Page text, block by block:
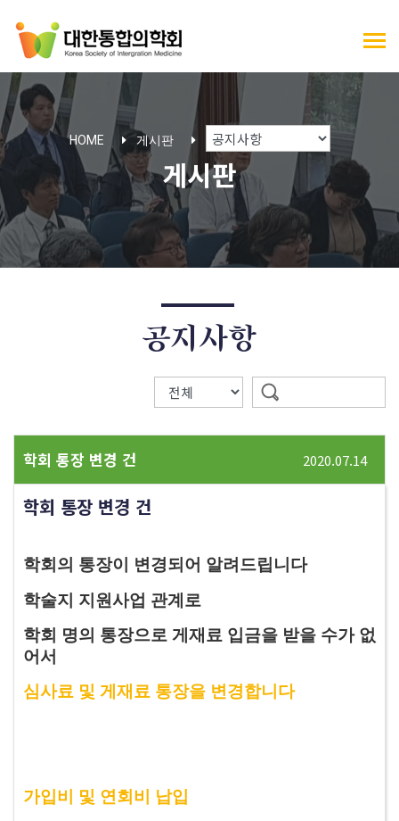
HOME 게시판
게시판
공지사항
학회 통장 변경 건 2020.07.14
학회 통장 변경 건
학회의 통장이 변경되어 알려드립니다
​학술지 지원사업 관계로
학회 명의 통장으로 게재료 입금을 받을 수가 없
어서
심사료 및 게재료 통장을 변경합니다
가입비 및 연회비 납입